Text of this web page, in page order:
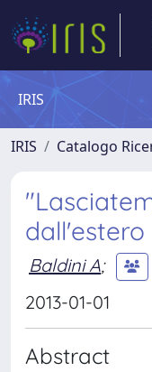
IRIS
IRIS Catalogo
dall'estero
Baldini A;
2013-01-01
Abstract